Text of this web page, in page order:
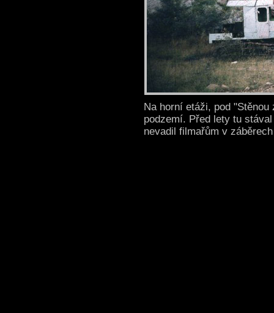
Na horní etáži, pod
podzemí. Před lety tu
nevadil filmařům v